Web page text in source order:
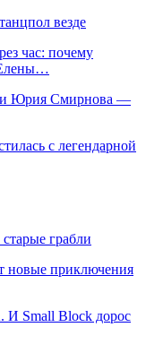
везде
час: почему
Юрия Смирнова —
с легендарной
грабли
новые приключения
И Small Block дорос